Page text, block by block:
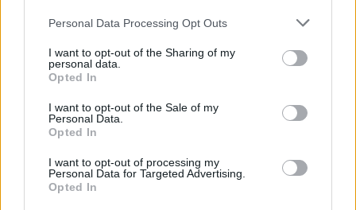
Personal Data Processing Opt Outs
I want to opt-out of the Sharing of my
personal data.
Opted In
I want to opt-out of the Sale of my
Personal Data.
Opted In
I want to opt-out of processing my
Personal Data for Targeted Advertising.
Opted In
5% lehet a hiba az elektromos autók
Elektromos
Elektromos
9 perc töltés, 450 kilométer hatótáv –
ezzel indulhat harcba a Xpeng új